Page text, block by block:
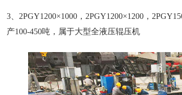
3、2PGY1200×1000，2PGY1200×1200，
产100-450吨，属于大型全液压辊压机